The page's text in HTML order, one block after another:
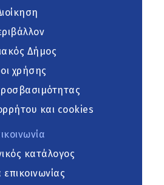
Δήμος
χρήσης
και cookies
κατάλογος